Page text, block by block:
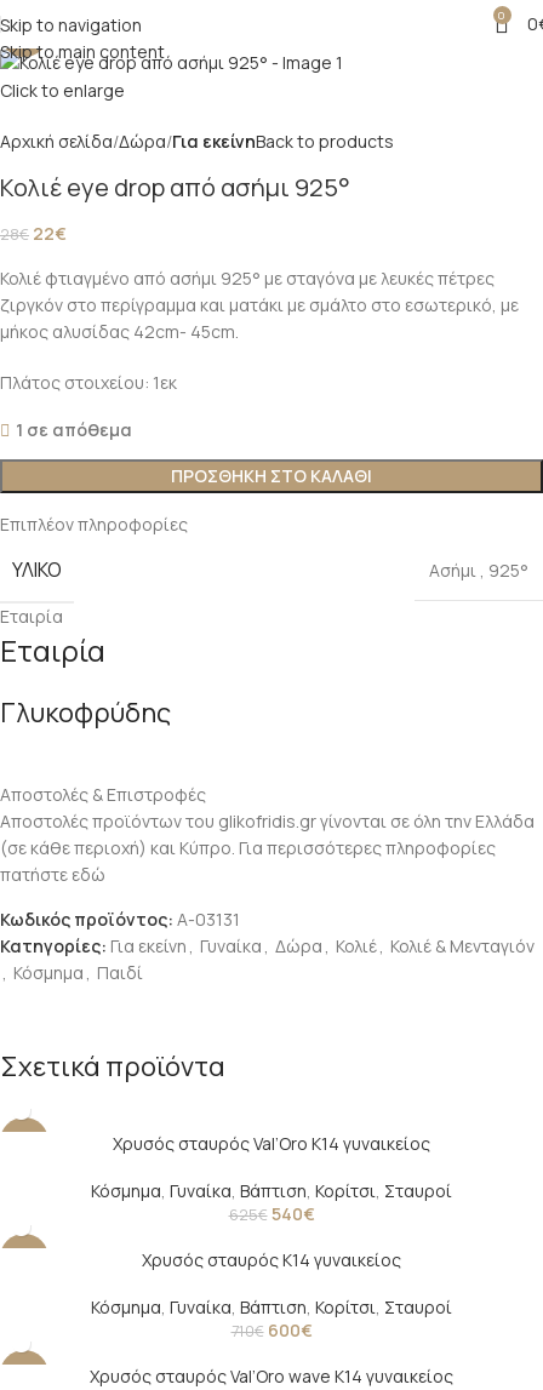
Skip to navigation
Skip to main content
0 0
-21%
Click to enlarge
Αρχική σελίδα Δώρα Για εκείνηBack to products
Κολιέ eye drop από ασήμι 925°
28€ 22€
Κολιέ φτιαγμένο από ασήμι 925° με σταγόνα με λευκές πέτρες
ζιργκόν στο περίγραμμα και ματάκι με σμάλτο στο εσωτερικό, με
μήκος αλυσίδας 42cm- 45cm.
Πλάτος στοιχείου: 1εκ
1 σε απόθεμα
ΠΡΟΣΘΉΚΗ ΣΤΟ ΚΑΛΆΘΙ
Επιπλέον πληροφορίες
ΥΛΙΚΌ Ασήμι , 925°
Εταιρία
Εταιρία
Γλυκοφρύδης
Αποστολές & Επιστροφές
Αποστολές προϊόντων του glikofridis.gr γίνονται σε όλη την Ελλάδα
(σε κάθε περιοχή) και Κύπρο. Για περισσότερες πληροφορίες
πατήστε εδώ
Κωδικός προϊόντος: Α-03131
Κατηγορίες: Για εκείνη , Γυναίκα , Δώρα , Κολιέ, Κολιέ & Μενταγιόν
, Κόσμημα , Παιδί
Σχετικά προϊόντα
Χρυσός σταυρός Val’Oro Κ14 γυναικείος
Κόσμημα, Γυναίκα, Βάπτιση, Κορίτσι, Σταυροί
625€ 540€
Χρυσός σταυρός Κ14 γυναικείος
Κόσμημα, Γυναίκα, Βάπτιση, Κορίτσι, Σταυροί
710€ 600€
Χρυσός σταυρός Val’Oro wave Κ14 γυναικείος